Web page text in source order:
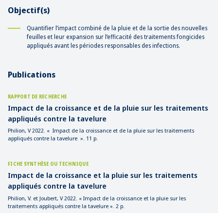
Objectif(s)
Quantifier l’impact combiné de la pluie et de la sortie des nouvelles
feuilles et leur expansion sur l’efficacité des traitements fongicides
appliqués avant les périodes responsables des infections.
Publications
RAPPORT DE RECHERCHE
Impact de la croissance et de la pluie sur les traitements
appliqués contre la tavelure
Philion, V 2022. « Impact de la croissance et de la pluie sur les traitements
appliqués contre la tavelure ». 11 p.
FICHE SYNTHÈSE OU TECHNIQUE
Impact de la croissance et la pluie sur les traitements
appliqués contre la tavelure
Philion, V. et Joubert, V 2022. « Impact de la croissance et la pluie sur les
traitements appliqués contre la tavelure ». 2 p.